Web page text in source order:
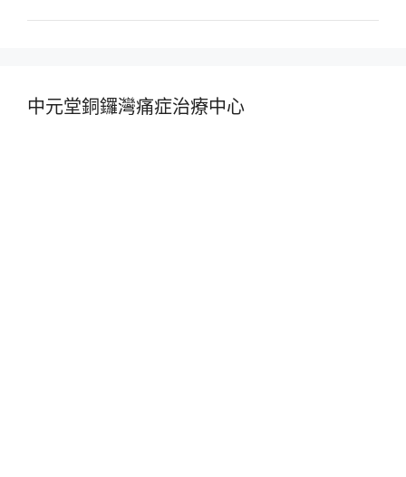
中元堂銅鑼灣痛症治療中心